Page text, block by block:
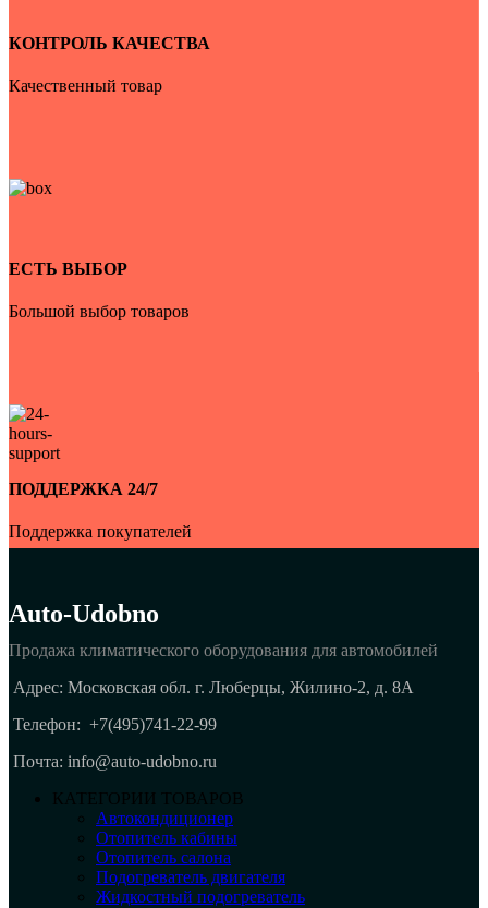
КОНТРОЛЬ КАЧЕСТВА
Качественный товар
ЕСТЬ ВЫБОР
Большой выбор товаров
ПОДДЕРЖКА 24/7
Поддержка покупателей
Auto-Udobno
Продажа климатического оборудования для автомобилей
Адрес: Московская обл. г. Люберцы, Жилино-2, д. 8A
Телефон: +7(495)741-22-99
Почта: info@auto-udobno.ru
КАТЕГОРИИ ТОВАРОВ
Автокондиционер
Отопитель кабины
Отопитель салона
Подогреватель двигателя
Жидкостный подогреватель